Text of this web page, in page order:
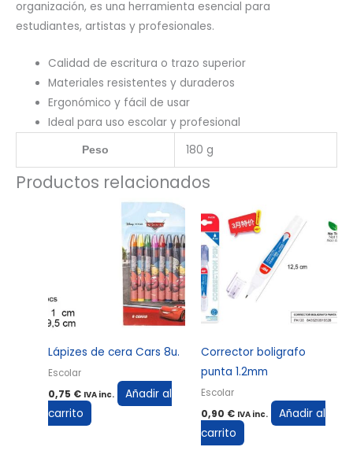
organización, es una herramienta esencial para
estudiantes, artistas y profesionales.
Calidad de escritura o trazo superior
Materiales resistentes y duraderos
Ergonómico y fácil de usar
Ideal para uso escolar y profesional
Peso 180 g
Productos relacionados
Lápizes de cera Cars 8u.
Escolar
0,75 € IVA inc.
Añadir al
carrito
Corrector boligrafo
punta 1.2mm
Escolar
0,90 € IVA inc.
Añadir al
carrito